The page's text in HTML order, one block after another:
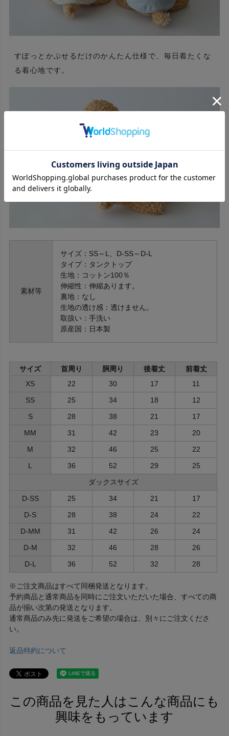
すぽっとかぶせるだけのかんたん仕様で、毎日着たくな
る着心地です。
素材等
サイズ：SS～L、D-SS～D-L
タイプ：タンクトップ
生地：コットン100％
伸縮性：伸縮あります。
裏地：なし
生地の透け感：透けません。
取扱い：手洗い
原産国：日本製
サイズ 首周り 胴周り 後着丈
前着丈
XS
22 30 17
11
SS
25 34 18
12
S
28 38 21
17
MM
31 42 23
20
M
32 46 25
22
L
36 52 29
25
ダックスサイズ
D-SS
25 34 21
17
D-S
28 38 24
22
D-MM
31 42 26
24
D-M
32 46 28
26
D-L
36 52 32 28
※ご注文商品はすべて同梱発送となります。
予約商品と通常商品を同時にご注文いただいた場合、すべての商
品が揃い次第の発送となります。
通常商品のみ先に発送をご希望の場合は、別々にご注文くださ
い。
返品特約について
この商品を見た人はこんな商品にも
興味をもっています